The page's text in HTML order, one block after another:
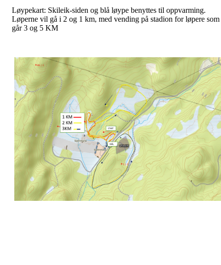
Løypekart: Skileik-siden og blå løype benyttes til oppvarming.
Løperne vil gå i 2 og 1 km, med vending på stadion for løpere som
går 3 og 5 KM